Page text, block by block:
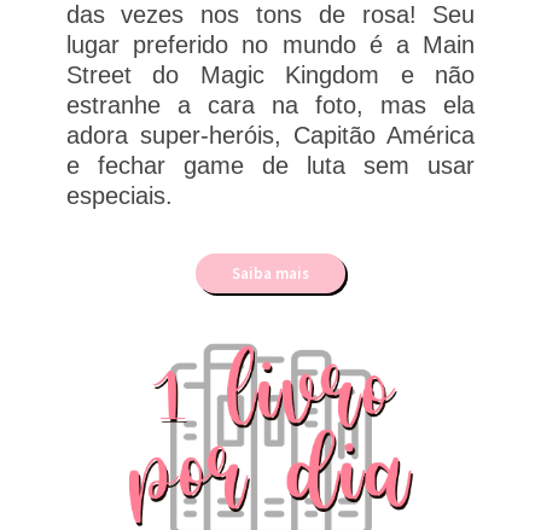
das vezes nos tons de rosa! Seu
lugar preferido no mundo é a Main
Street do Magic Kingdom e não
estranhe a cara na foto, mas ela
adora super-heróis, Capitão América
e fechar game de luta sem usar
especiais.
Saiba mais